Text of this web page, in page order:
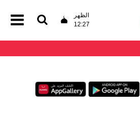
الظهر
12:27